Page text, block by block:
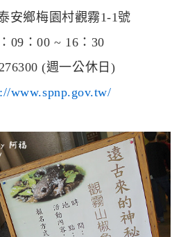
安鄉梅園村觀霧1-1號
09：00 ~ 16：30
(週一公休日)
www.spnp.gov.tw/